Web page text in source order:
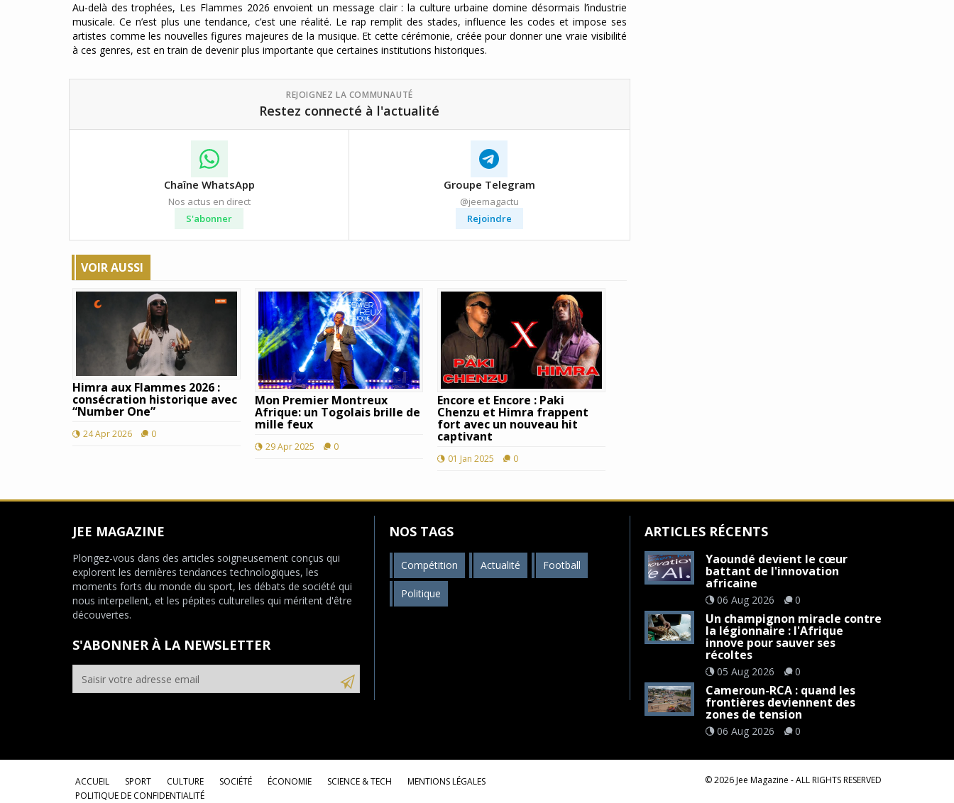
Au-delà des trophées, Les Flammes 2026 envoient un message clair : la culture urbaine domine désormais l’industrie
musicale. Ce n’est plus une tendance, c’est une réalité. Le rap remplit des stades, influence les codes et impose ses
artistes comme les nouvelles figures majeures de la musique. Et cette cérémonie, créée pour donner une vraie visibilité
à ces genres, est en train de devenir plus importante que certaines institutions historiques.
REJOIGNEZ LA COMMUNAUTÉ
Restez connecté à l'actualité
Chaîne WhatsApp
Nos actus en direct
S'abonner
Groupe Telegram
@jeemagactu
Rejoindre
VOIR AUSSI
Himra aux Flammes 2026 :
consécration historique avec
“Number One”
24 Apr 2026 0
Mon Premier Montreux
Afrique: un Togolais brille de
mille feux
29 Apr 2025 0
Encore et Encore : Paki
Chenzu et Himra frappent
fort avec un nouveau hit
captivant
01 Jan 2025 0
JEE MAGAZINE
Plongez-vous dans des articles soigneusement conçus qui
explorent les dernières tendances technologiques, les
moments forts du monde du sport, les débats de société qui
nous interpellent, et les pépites culturelles qui méritent d'être
découvertes.
S'ABONNER À LA NEWSLETTER
NOS TAGS
Compétition Actualité Football
Politique
ARTICLES RÉCENTS
Yaoundé devient le cœur
battant de l'innovation
africaine
06 Aug 2026 0
Un champignon miracle contre
la légionnaire : l'Afrique
innove pour sauver ses
récoltes
05 Aug 2026 0
Cameroun-RCA : quand les
frontières deviennent des
zones de tension
06 Aug 2026 0
ACCUEIL SPORT CULTURE SOCIÉTÉ ÉCONOMIE SCIENCE & TECH
MENTIONS LÉGALES
POLITIQUE DE CONFIDENTIALITÉ
©2026Jee Magazine - ALL RIGHTS RESERVED